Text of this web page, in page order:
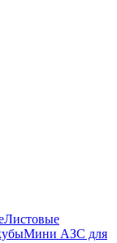
Листовые
Мини АЗС для